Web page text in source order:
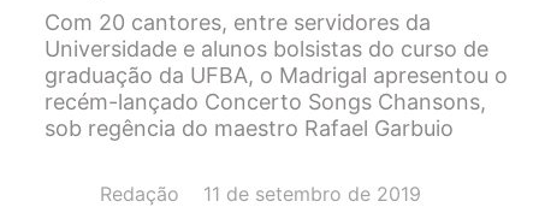
Com 20 cantores, entre servidores da
Universidade e alunos bolsistas do curso de
graduação da UFBA, o Madrigal apresentou o
recém-lançado Concerto Songs Chansons,
sob regência do maestro Rafael Garbuio
AUTOR(A):
Redação DATA:
11 de setembro de 2019